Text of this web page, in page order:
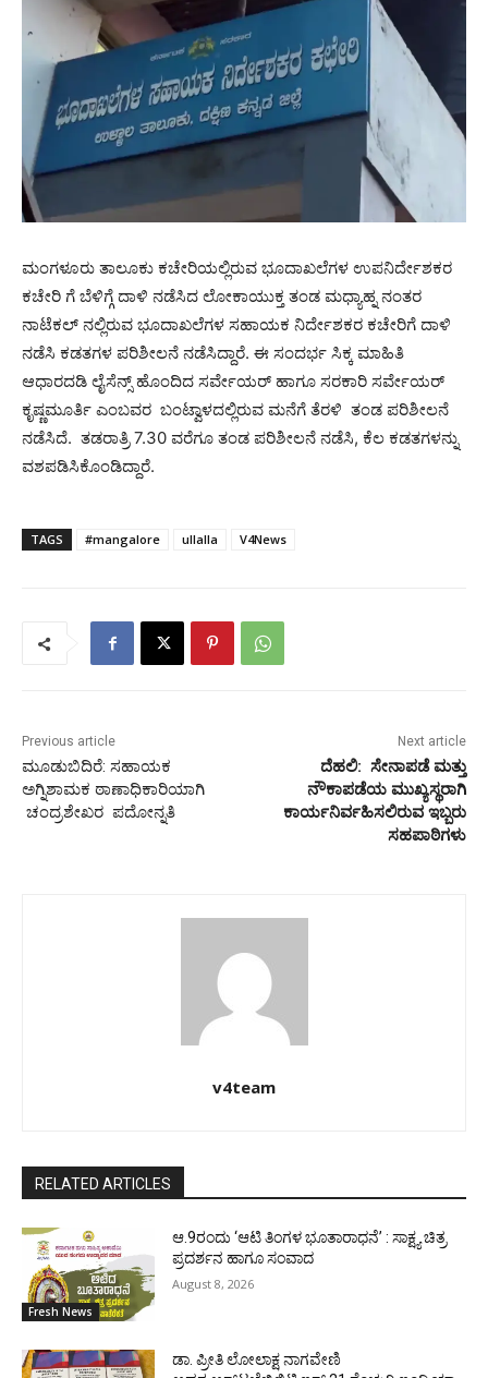
ಮಂಗಳೂರು ತಾಲೂಕು ಕಚೇರಿಯಲ್ಲಿರುವ ಭೂದಾಖಲೆಗಳ ಉಪನಿರ್ದೇಶಕರ
ಕಚೇರಿ ಗೆ ಬೆಳಿಗ್ಗೆ ದಾಳಿ ನಡೆಸಿದ ಲೋಕಾಯುಕ್ತ ತಂಡ ಮಧ್ಯಾಹ್ನ ನಂತರ
ನಾಟೆಕಲ್ ನಲ್ಲಿರುವ ಭೂದಾಖಲೆಗಳ ಸಹಾಯಕ ನಿರ್ದೇಶಕರ ಕಚೇರಿಗೆ ದಾಳಿ
ನಡೆಸಿ ಕಡತಗಳ ಪರಿಶೀಲನೆ ನಡೆಸಿದ್ದಾರೆ. ಈ ಸಂದರ್ಭ ಸಿಕ್ಕ ಮಾಹಿತಿ
ಆಧಾರದಡಿ ಲೈಸೆನ್ಸ್ ಹೊಂದಿದ ಸರ್ವೇಯರ್ ಹಾಗೂ ಸರಕಾರಿ ಸರ್ವೇಯರ್
ಕೃಷ್ಣಮೂರ್ತಿ ಎಂಬವರ ಬಂಟ್ವಾಳದಲ್ಲಿರುವ ಮನೆಗೆ ತೆರಳಿ ತಂಡ ಪರಿಶೀಲನೆ
ನಡೆಸಿದೆ. ತಡರಾತ್ರಿ 7.30 ವರೆಗೂ ತಂಡ ಪರಿಶೀಲನೆ ನಡೆಸಿ, ಕೆಲ ಕಡತಗಳನ್ನು
ವಶಪಡಿಸಿಕೊಂಡಿದ್ದಾರೆ.
TAGS #mangalore ullalla V4News
Previous article
ಮೂಡುಬಿದಿರೆ: ಸಹಾಯಕ
ಅಗ್ನಿಶಾಮಕ ಠಾಣಾಧಿಕಾರಿಯಾಗಿ
ಚಂದ್ರಶೇಖರ ಪದೋನ್ನತಿ
Next article
ದೆಹಲಿ: ಸೇನಾಪಡೆ ಮತ್ತು
ನೌಕಾಪಡೆಯ ಮುಖ್ಯಸ್ಥರಾಗಿ
ಕಾರ್ಯನಿರ್ವಹಿಸಲಿರುವ ಇಬ್ಬರು
ಸಹಪಾಠಿಗಳು
v4team
RELATED ARTICLES
Fresh News
ಆ.9ರಂದು ‘ಆಟಿ ತಿಂಗಳ ಭೂತಾರಾಧನೆ’ : ಸಾಕ್ಷ್ಯ ಚಿತ್ರ
ಪ್ರದರ್ಶನ ಹಾಗೂ ಸಂವಾದ
August 8, 2026
ಡಾ. ಪ್ರೀತಿ ಲೋಲಾಕ್ಷ ನಾಗವೇಣಿ